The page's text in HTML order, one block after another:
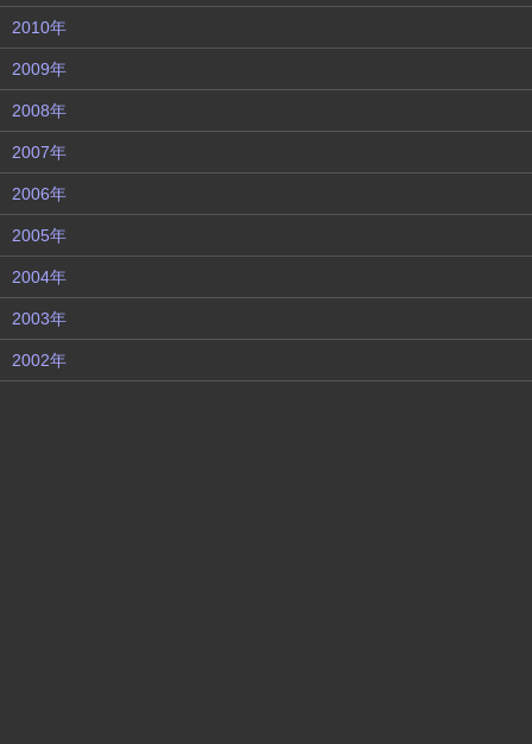
2010年
2009年
2008年
2007年
2006年
2005年
2004年
2003年
2002年